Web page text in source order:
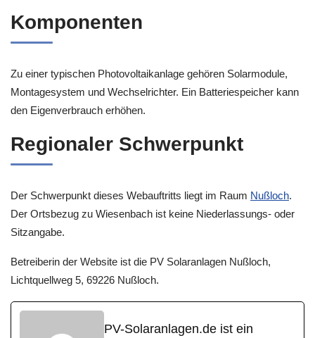
Komponenten
Zu einer typischen Photovoltaikanlage gehören Solarmodule,
Montagesystem und Wechselrichter. Ein Batteriespeicher kann
den Eigenverbrauch erhöhen.
Regionaler Schwerpunkt
Der Schwerpunkt dieses Webauftritts liegt im Raum Nußloch.
Der Ortsbezug zu Wiesenbach ist keine Niederlassungs- oder
Sitzangabe.
Betreiberin der Website ist die PV Solaranlagen Nußloch,
Lichtquellweg 5, 69226 Nußloch.
PV-Solaranlagen.de ist ein